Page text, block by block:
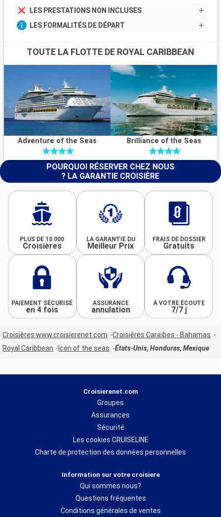
LES PRESTATIONS NON INCLUSES
LES FORMALITÉS DE DÉPART
TOUTE LA FLOTTE DE ROYAL CARIBBEAN
Adventure of the Seas Brilliance of the Seas
POURQUOI RÉSERVER CHEZ NOUS
? LA GARANTIE CROISIÈRE
PLUS DE 10 000
Croisières
LA GARANTIE DU
Meilleur Prix
FRAIS DE DOSSIER
Gratuits
PAIEMENT SÉCURISÉ
en 4 fois
ASSURANCE
annulation
À VOTRE ÉCOUTE
7/7 j
Croisières www.croisierenet.com
Croisières Caraïbes - Bahamas
Royal Caribbean
Icon of the seas États-Unis, Honduras, Mexique
Croisierenet.com
Groupes
Assurances
Sécurité
Les cookies CRUISELINE
Charte de protection des données personnelles
Information sur votre croisiere
Qui sommes nous?
Questions fréquentes
Conditions générales de ventes